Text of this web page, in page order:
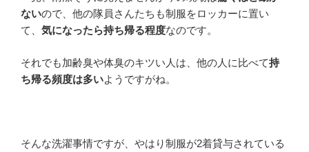
ないので、他の隊員さんたちも制服をロッカーに置い
て、 気になったら持ち帰る程度なのです。
それでも加齢臭や体臭のキツい人は、他の人に比べて持
ち帰る頻度は多いようですがね。
そんな洗濯事情ですが、やはり制服が2着貸与されている